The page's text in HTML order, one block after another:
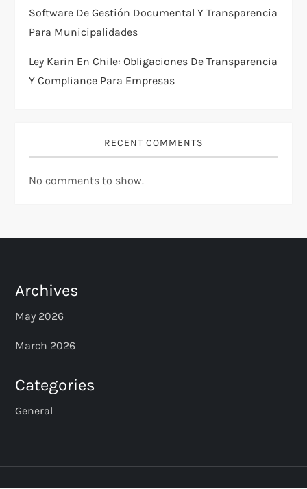
Software De Gestión Documental Y Transparencia
Para Municipalidades
Ley Karin En Chile: Obligaciones De Transparencia
Y Compliance Para Empresas
RECENT COMMENTS
No comments to show.
Archives
May 2026
March 2026
Categories
General